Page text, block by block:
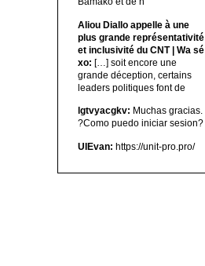
Aliou Diallo appelle à une
plus grande représentativité
et inclusivité du CNT | Wa sé
xo: […] soit encore une
grande déception, certains
leaders politiques font de
lgtvyacgkv: Muchas gracias.
?Como puedo iniciar sesion?
UIEvan: https://unit-pro.pro/